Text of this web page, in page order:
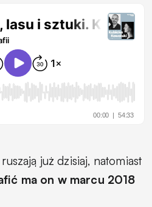
już dzisiaj, natomiast
ma on w marcu 2018